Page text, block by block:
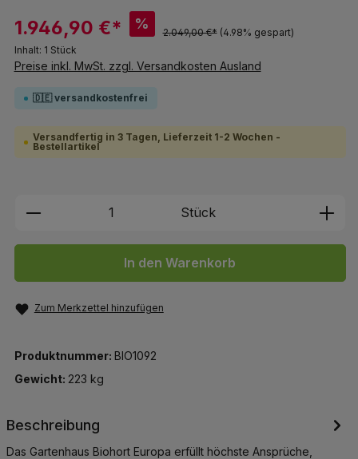
1.946,90 €* %
2.049,00 €* (4.98% gespart)
Inhalt: 1 Stück
Preise inkl. MwSt. zzgl. Versandkosten Ausland
🇩🇪 versandkostenfrei
Versandfertig in 3 Tagen, Lieferzeit 1-2 Wochen -
Bestellartikel
Produkt Anzahl: Gib den
Stück
In den Warenkorb
Zum Merkzettel hinzufügen
Produktnummer: BIO1092
Gewicht: 223 kg
Beschreibung
Das Gartenhaus Biohort Europa erfüllt höchste Ansprüche,